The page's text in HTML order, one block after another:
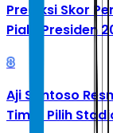
Prediksi Skor
Piala Presiden
8
Aji Santoso
Timur Pilih